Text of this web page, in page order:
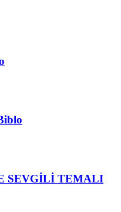
SEVGİLİ TEMALI